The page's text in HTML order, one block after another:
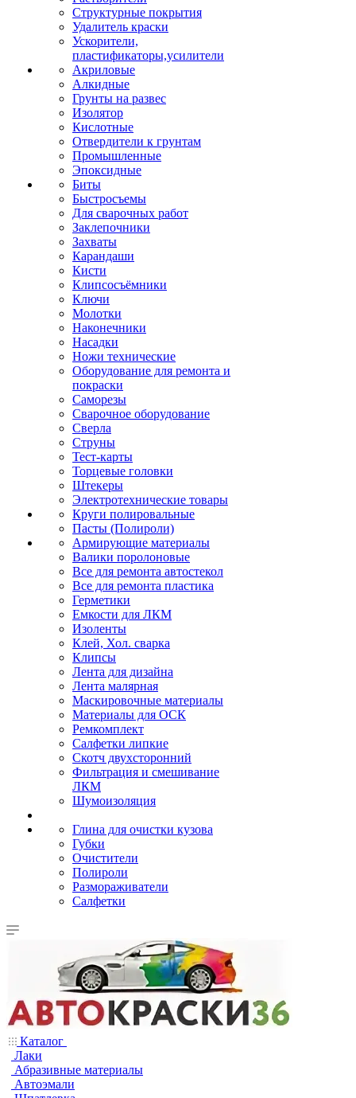
Структурные покрытия
Удалитель краски
Ускорители,
пластификаторы,усилители
Акриловые
Алкидные
Грунты на развес
Изолятор
Кислотные
Отвердители к грунтам
Промышленные
Эпоксидные
Биты
Быстросъемы
Для сварочных работ
Заклепочники
Захваты
Карандаши
Кисти
Клипсосъёмники
Ключи
Молотки
Наконечники
Насадки
Ножи технические
Оборудование для ремонта и
покраски
Саморезы
Сварочное оборудование
Сверла
Струны
Тест-карты
Торцевые головки
Штекеры
Электротехнические товары
Круги полировальные
Пасты (Полироли)
Армирующие материалы
Валики поролоновые
Все для ремонта автостекол
Все для ремонта пластика
Герметики
Емкости для ЛКМ
Изоленты
Клей, Хол. сварка
Клипсы
Лента для дизайна
Лента малярная
Маскировочные материалы
Материалы для ОСК
Ремкомплект
Салфетки липкие
Скотч двухсторонний
Фильтрация и смешивание
ЛКМ
Шумоизоляция
Глина для очистки кузова
Губки
Очистители
Полироли
Размораживатели
Салфетки
Каталог
Лаки
Абразивные материалы
Автоэмали